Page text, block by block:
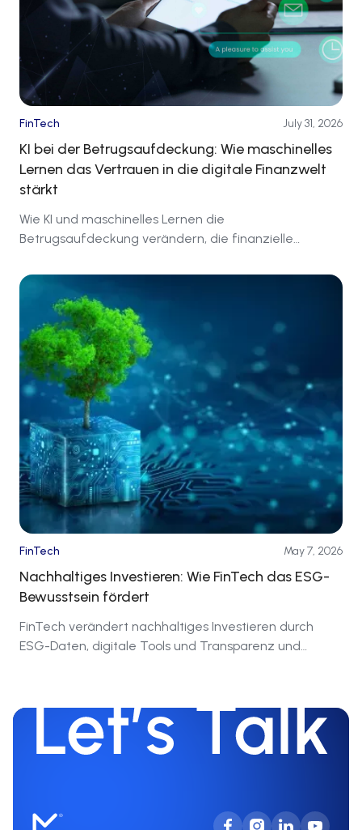
FinTech July 31, 2026
KI bei der Betrugsaufdeckung: Wie maschinelles
Lernen das Vertrauen in die digitale Finanzwelt
stärkt
Wie KI und maschinelles Lernen die
Betrugsaufdeckung verändern, die finanzielle
Finanzwelt gestalten.
FinTech May 7, 2026
Nachhaltiges Investieren: Wie FinTech das ESG-
Bewusstsein fördert
FinTech verändert nachhaltiges Investieren durch
ESG-Daten, digitale Tools und Transparenz und